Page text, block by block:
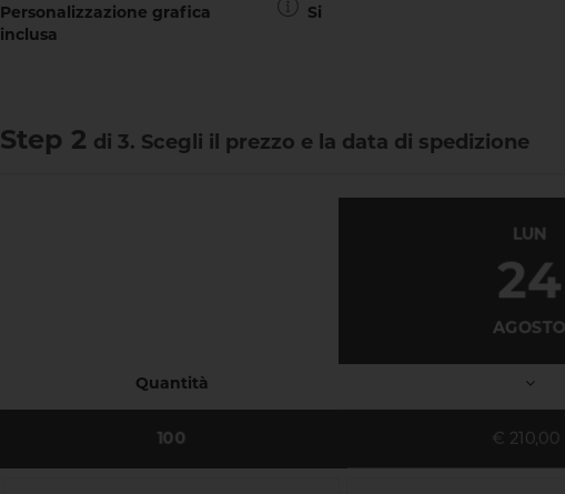
Personalizzazione grafica
inclusa
Si
Step 2 di 3. Scegli il prezzo e la data di spedizione
LUN
24
AGOSTO
Quantità
100 € 210,00